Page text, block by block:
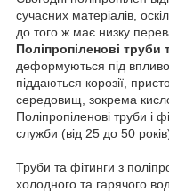
сучасних матеріалів,
до того ж має низку
Поліпропіленові труби
деформуються під
піддаються корозії,
середовищ, зокрема
Поліпропіленові труби і
служби (від 25 до 50
Труби та фітинги з
холодного та гарячого